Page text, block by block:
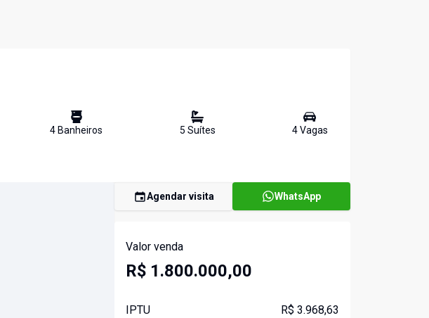
4 Banheiros 5 Suítes 4Vagas
Agendar visita WhatsApp
Valor venda
R$ 1.800.000,00
IPTU R$ 3.968,63